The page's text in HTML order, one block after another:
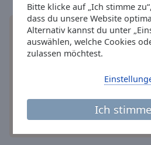
Bitte klicke auf „Ich stimme
dass du unsere Website
Alternativ kannst du unter
auswählen, welche Cookies
zulassen möchtest.
Ich
Installieren Sie gratis
Smartphone die Online
Sie Ihr Lieblingsradio
andere